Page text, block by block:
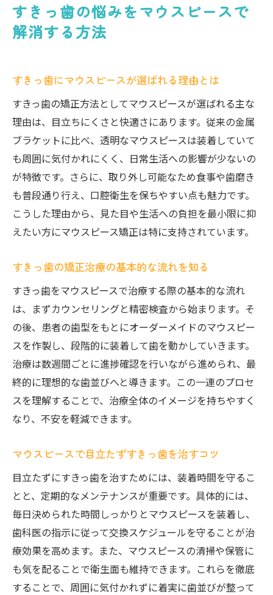
マウスピース矯正で期待できるすきっ歯の
変化
マウスピース矯正がすきっ歯に適している理由
すきっ歯にマウスピースが向いている症例
とは
マウスピース矯正の目立ちにくさと快適性
すきっ歯治療におけるマウスピースの安全
性
通院頻度や治療期間もすきっ歯対策で重要
マウスピース矯正ですきっ歯を効率よく改
善
市川市で選ぶすきっ歯矯正のポイント
市川市で評判の矯正歯科を選ぶポイント
すきっ歯に強い矯正歯科の探し方と特徴
口コミで分かるすきっ歯治療の満足度とは
市川市の矯正歯科で無料相談を活用しよう
アクセス便利な矯正歯科で通院負担を減ら
す
すきっ歯治療後のフォロー体制も比較しよ
目立たず治すすきっ歯の最新マウスピース矯正
最新マウスピース矯正で自然にすきっ歯改
善
透明マウスピースのすきっ歯治療メリット
目立たないすきっ歯矯正でストレスを減ら
す
マウスピース矯正のすきっ歯治療体験談紹
すきっ歯の悩みをマウスピースで
解消する方法
すきっ歯にマウスピースが選ばれる理由とは
すきっ歯の矯正方法としてマウスピースが選ばれる主な
理由は、目立ちにくさと快適さにあります。従来の金属
ブラケットに比べ、透明なマウスピースは装着していて
も周囲に気付かれにくく、日常生活への影響が少ないの
が特徴です。さらに、取り外し可能なため食事や歯磨き
も普段通り行え、口腔衛生を保ちやすい点も魅力です。
こうした理由から、見た目や生活への負担を最小限に抑
えたい方にマウスピース矯正は特に支持されています。
すきっ歯の矯正治療の基本的な流れを知る
すきっ歯をマウスピースで治療する際の基本的な流れ
は、まずカウンセリングと精密検査から始まります。そ
の後、患者の歯型をもとにオーダーメイドのマウスピー
スを作製し、段階的に装着して歯を動かしていきます。
治療は数週間ごとに進捗確認を行いながら進められ、最
終的に理想的な歯並びへと導きます。この一連のプロセ
スを理解することで、治療全体のイメージを持ちやすく
なり、不安を軽減できます。
マウスピースで目立たずすきっ歯を治すコツ
目立たずにすきっ歯を治すためには、装着時間を守るこ
とと、定期的なメンテナンスが重要です。具体的には、
毎日決められた時間しっかりとマウスピースを装着し、
歯科医の指示に従って交換スケジュールを守ることが治
療効果を高めます。また、マウスピースの清掃や保管に
も気を配ることで衛生面も維持できます。これらを徹底
することで、周囲に気付かれずに着実に歯並びが整って